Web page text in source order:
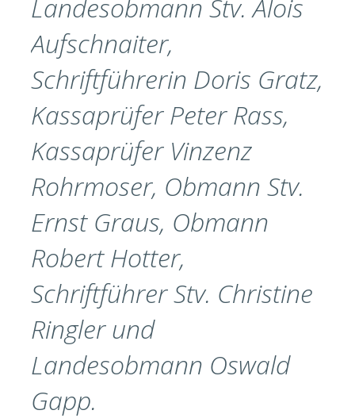
Landesobmann Stv. Alois
Aufschnaiter,
Schriftführerin Doris Gratz,
Kassaprüfer Peter Rass,
Kassaprüfer Vinzenz
Rohrmoser, Obmann Stv.
Ernst Graus, Obmann
Robert Hotter,
Schriftführer Stv. Christine
Ringler und
Landesobmann Oswald
Gapp.